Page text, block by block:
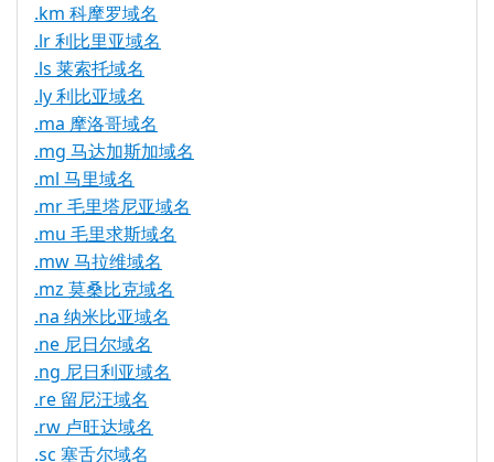
.km 科摩罗域名
.lr 利比里亚域名
.ls 莱索托域名
.ly 利比亚域名
.ma 摩洛哥域名
.mg 马达加斯加域名
.ml 马里域名
.mr 毛里塔尼亚域名
.mu 毛里求斯域名
.mw 马拉维域名
.mz 莫桑比克域名
.na 纳米比亚域名
.ne 尼日尔域名
.ng 尼日利亚域名
.re 留尼汪域名
.rw 卢旺达域名
.sc 塞舌尔域名